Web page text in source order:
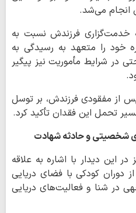
انجام می‌شد.
خدمت‌گزاری فرزندش نسبت به
خود را متعهد به رسیدگی به
در شرایط مأموریت نیز پیگیر
از مفقودی فرزندش، بر توسل
تحمل این فقدان تأکید کرد.
شخصیتی و حادثه شهادت
این دیدار با اشاره به علاقه
دوران کودکی با فضای دریایی
در شنا و فعالیت‌های دریایی